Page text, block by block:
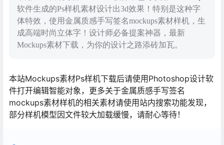
软件生成的Ps样机素材设计出3d效果！特别是这种字
体特效，使用金属质感手写签名mockups素材样机，生
成高端时尚立体字！设计师必备提案神器，最新
Mockups素材下载，为你的设计之路添砖加瓦。
本站Mockups素材Ps样机下载后请使用Photoshop设计软
件打开编辑智能对象，更多关于金属质感手写签名
mockups素材样机的相关素材请使用站内搜索功能发现，
部分样机模型因文件较大加载缓慢，请耐心等待！